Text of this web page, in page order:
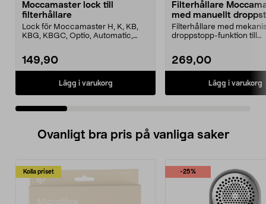
Moccamaster lock till
filterhållare
Lock för Moccamaster H, K, KB,
KBG, KBGC, Optio, Automatic,
149,90
Lägg i varukorg
Filterhållare
med manuellt
Filterhållare med
droppstopp-funktion till
269,00
Lägg i varukorg
Ovanligt bra pris på vanliga saker
Kolla priset -25%